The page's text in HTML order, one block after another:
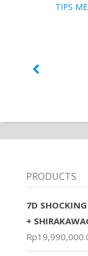
TIPS
PRODUCTS
7D
+
Rp